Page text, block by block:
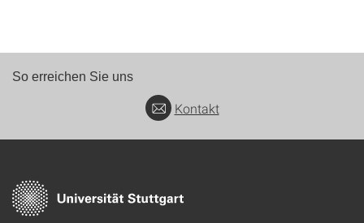
So erreichen Sie uns
Kontakt